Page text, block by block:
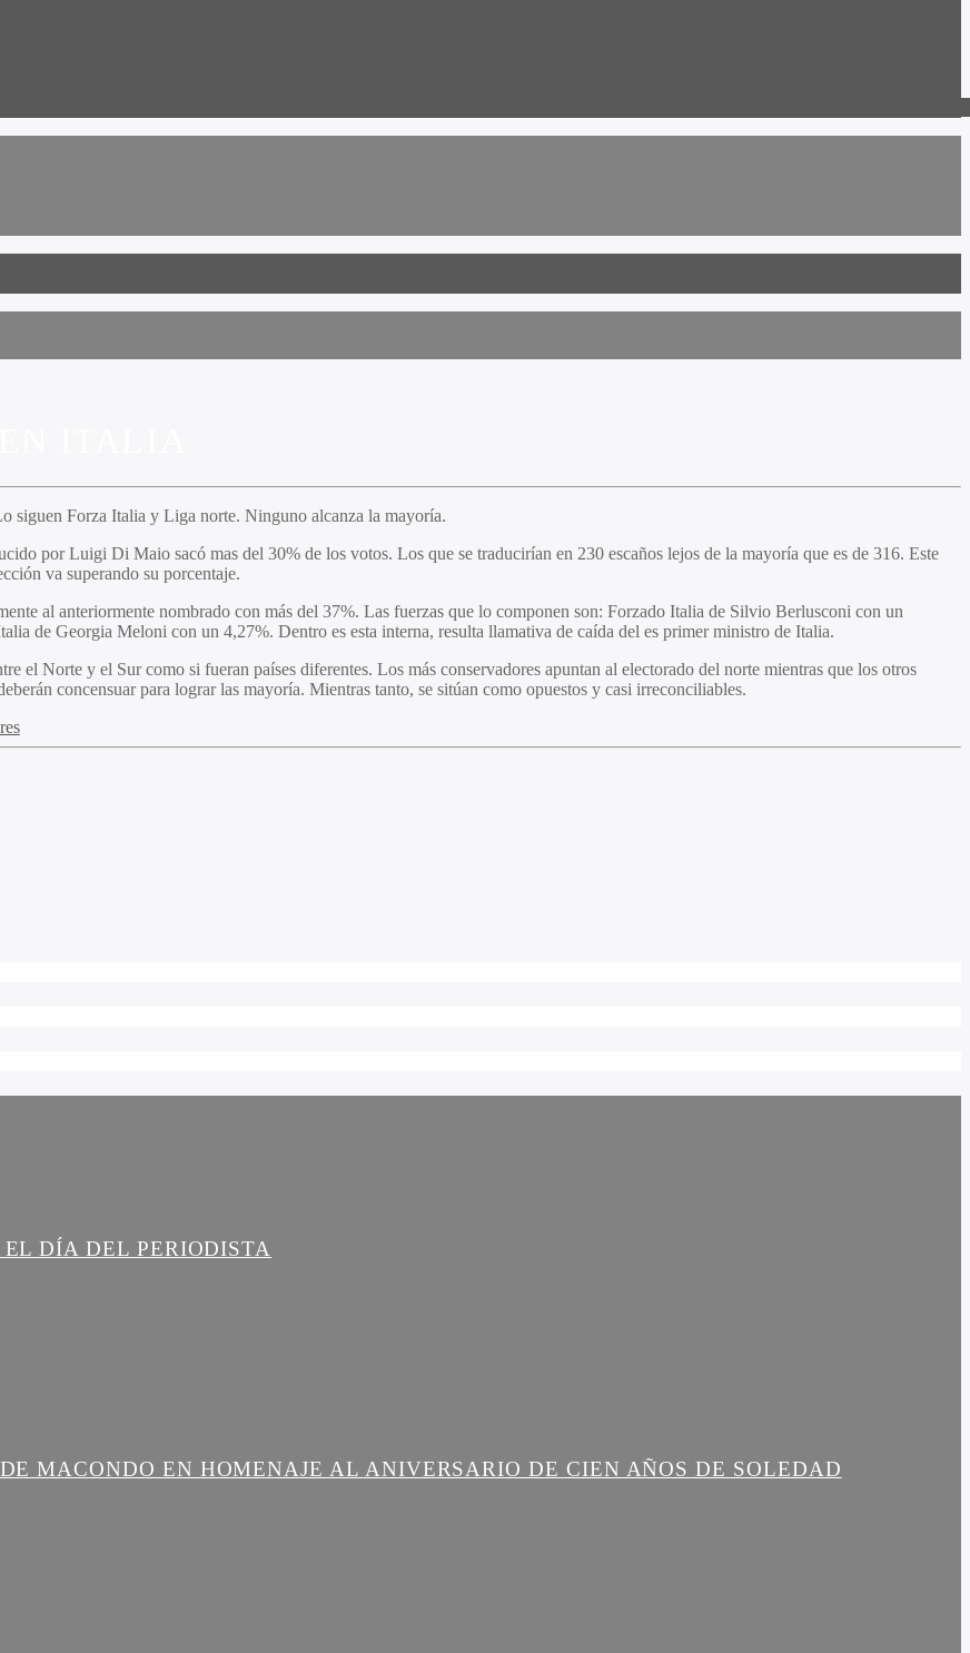
siguen Forza Italia y Liga norte. Ninguno alcanza la mayoría.
por Luigi Di Maio sacó mas del 30% de los votos. Los que se traducirían en 230 escaños lejos de la mayoría que es de 316. Este
va superando su porcentaje.
al anteriormente nombrado con más del 37%. Las fuerzas que lo componen son: Forzado Italia de Silvio Berlusconi con un
de Georgia Meloni con un 4,27%. Dentro es esta interna, resulta llamativa de caída del es primer ministro de Italia.
el Norte y el Sur como si fueran países diferentes. Los más conservadores apuntan al electorado del norte mientras que los otros
concensuar para lograr las mayoría. Mientras tanto, se sitúan como opuestos y casi irreconciliables.
DÍA DEL PERIODISTA
MACONDO EN HOMENAJE AL ANIVERSARIO DE CIEN AÑOS DE SOLEDAD